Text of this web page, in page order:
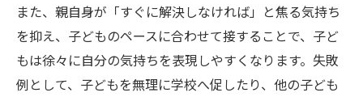
また、親自身が「すぐに解決しなければ」と焦る気持ち
を抑え、子どものペースに合わせて接することで、子ど
もは徐々に自分の気持ちを表現しやすくなります。失敗
例として、子どもを無理に学校へ促したり、他の子ども